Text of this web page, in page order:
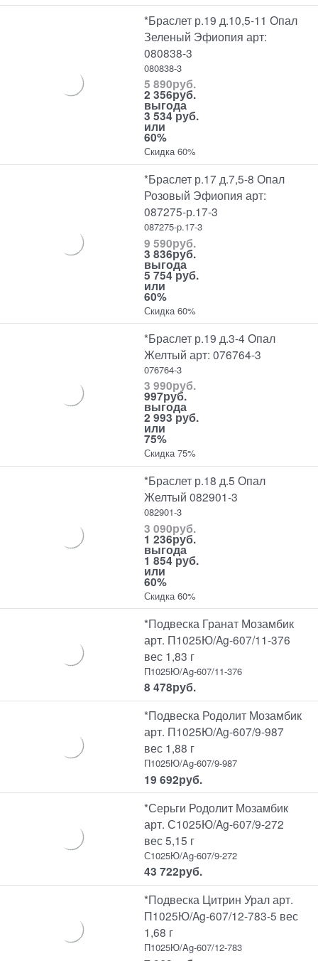
*Браслет р.19 д.10,5-11 Опал
Зеленый Эфиопия арт:
080838-3
080838-3
5 890руб.
2 356руб.
выгода
3 534 руб.
или
60%
Скидка 60%
*Браслет р.17 д.7,5-8 Опал
Розовый Эфиопия арт:
087275-р.17-3
087275-р.17-3
9 590руб.
3 836руб.
выгода
5 754 руб.
или
60%
Скидка 60%
*Браслет р.19 д.3-4 Опал
Желтый арт: 076764-3
076764-3
3 990руб.
997руб.
выгода
2 993 руб.
или
75%
Скидка 75%
*Браслет р.18 д.5 Опал
Желтый 082901-3
082901-3
3 090руб.
1 236руб.
выгода
1 854 руб.
или
60%
Скидка 60%
*Подвеска Гранат Мозамбик
арт. П1025Ю/Ag-607/11-376
вес 1,83 г
П1025Ю/Ag-607/11-376
8 478руб.
*Подвеска Родолит Мозамбик
арт. П1025Ю/Ag-607/9-987
вес 1,88 г
П1025Ю/Ag-607/9-987
19 692руб.
*Серьги Родолит Мозамбик
арт. С1025Ю/Ag-607/9-272
вес 5,15 г
С1025Ю/Ag-607/9-272
43 722руб.
*Подвеска Цитрин Урал арт.
П1025Ю/Ag-607/12-783-5 вес
1,68 г
П1025Ю/Ag-607/12-783